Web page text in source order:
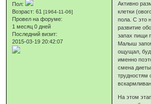
Пол:
Возраст: 61[1964-11-06]
Провел на форуме:
1 месяц 0 дней
Последний визит:
2015-03-19 20:42:07
Активно
клетки
пола. С это
развитие
запах пищи
Малыш
ощущал,
именно
смена
трудностям
На этом